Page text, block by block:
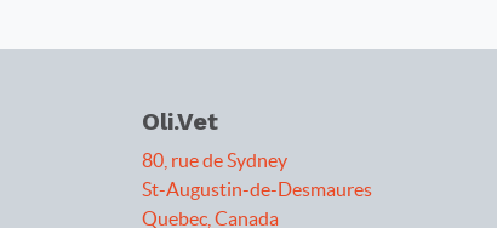
Oli.Vet
80, rue de Sydney
St-Augustin-de-Desmaures
Quebec, Canada